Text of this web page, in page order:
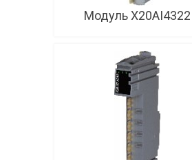
Модуль X20AI4322